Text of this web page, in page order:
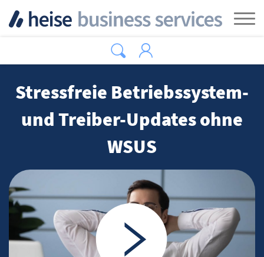
Stressfreie Betriebssystem-
und Treiber-Updates ohne
WSUS